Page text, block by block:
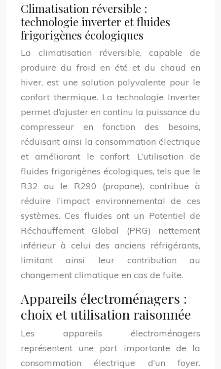
Climatisation réversible :
technologie inverter et fluides
frigorigènes écologiques
La climatisation réversible, capable de
produire du froid en été et du chaud en
hiver, est une solution polyvalente pour le
confort thermique. La technologie Inverter
permet d’ajuster en continu la puissance du
compresseur en fonction des besoins,
réduisant ainsi la consommation électrique
et améliorant le confort. L’utilisation de
fluides frigorigènes écologiques, tels que le
R32 ou le R290 (propane), contribue à
réduire l’impact environnemental de ces
systèmes. Ces fluides ont un Potentiel de
Réchauffement Global (PRG) nettement
inférieur à celui des anciens réfrigérants,
limitant ainsi leur contribution au
changement climatique en cas de fuite.
Appareils électroménagers :
choix et utilisation raisonnée
Les appareils électroménagers
représentent une part importante de la
consommation électrique d’un foyer.